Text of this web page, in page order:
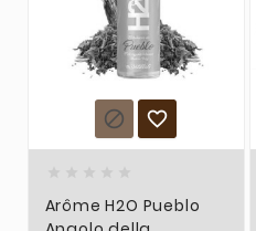
 
Arôme H2O Pueblo